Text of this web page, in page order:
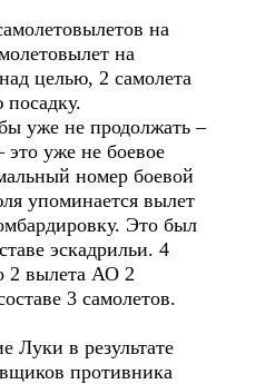
на
на
целью, 2 самолета
уже не продолжать –
это уже не боевое
номер боевой
упоминается вылет
Это был
эскадрильи. 4
2 вылета АО 2
3 самолетов.
Луки в результате
противника